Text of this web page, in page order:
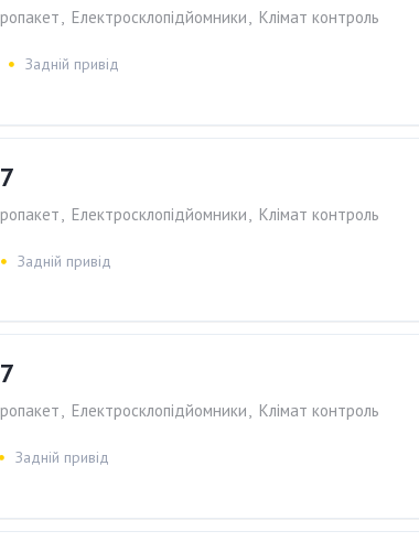
, Електросклопiдйомники, Клiмат контроль
Задній привід
Електросклопiдйомники Клiмат контроль
Задній привід
, Електросклопiдйомники, Клiмат контроль
Задній привід